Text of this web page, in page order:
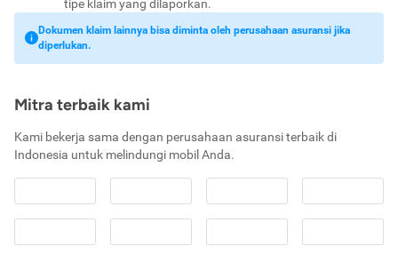
tipe klaim yang dilaporkan.
Dokumen klaim lainnya bisa diminta oleh perusahaan asuransi jika
diperlukan.
Mitra terbaik kami
Kami bekerja sama dengan perusahaan asuransi terbaik di
Indonesia untuk melindungi mobil Anda.